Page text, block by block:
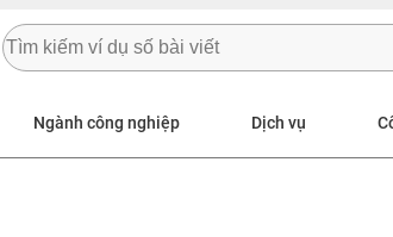
Ngành công nghiệp Dịch vụ